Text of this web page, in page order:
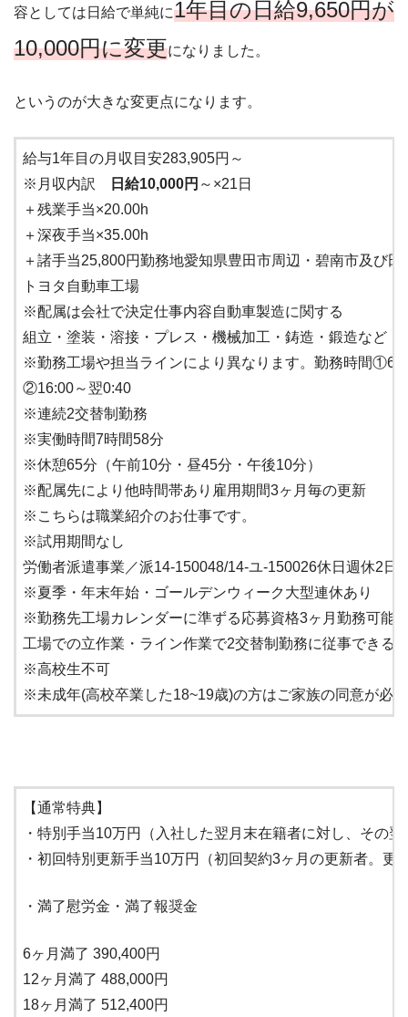
容としては日給で単純に1年目の日給9,650円が
10,000円に変更になりました。
というのが大きな変更点になります。
給与1年目の月収目安283,905円～
※月収内訳
日給10,000円 ～×21日
＋残業手当×20.00h
＋深夜手当×35.00h
＋諸手当25,800円勤務地愛知県豊田市周辺・碧南市及び田
トヨタ自動車工場
※配属は会社で決定仕事内容自動車製造に関する
組立・塗装・溶接・プレス・機械加工・鋳造・鍛造など
※勤務工場や担当ラインにより異なります。勤務時間
②16:00～翌0:40
※連続2交替制勤務
※実働時間7時間58分
※休憩65分（午前10分・昼45分・午後10分）
※配属先により他時間帯あり雇用期間3ヶ月毎の更新
※こちらは職業紹介のお仕事です。
※試用期間なし
労働者派遣事業／派14-150048/14-ユ-150026休日週休2日
※夏季・年末年始・ゴールデンウィーク大型連休あり
※勤務先工場カレンダーに準ずる応募資格3ヶ月勤務可能
工場での立作業・ライン作業で2交替制勤務に従事できる
※高校生不可
※未成年(高校卒業した18~19歳)の方はご家族の同意が必
【通常特典】
・特別手当10万円（入社した翌月末在籍者に対し、その
・初回特別更新手当10万円（初回契約3ヶ月の更新者。
・満了慰労金・満了報奨金
6ヶ月満了 390,400円
12ヶ月満了 488,000円
18ヶ月満了 512,400円